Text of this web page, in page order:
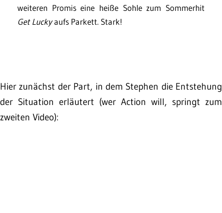
weiteren Promis eine heiße Sohle zum Sommerhit
Get Luckyaufs Parkett. Stark!
Hier zunächst der Part, in dem Stephen die Entstehung
der Situation erläutert (wer Action will, springt zum
zweiten Video):